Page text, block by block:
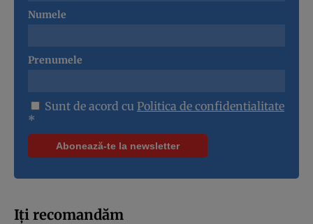
Numele
Prenumele
Sunt de acord cu Politica de confidentialitate
*
Iți recomandăm